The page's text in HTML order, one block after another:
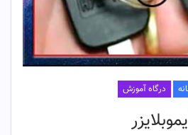
درگاه آموزش